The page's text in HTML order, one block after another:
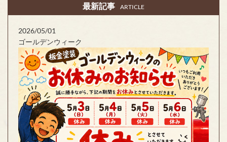
最新記事 ARTICLE
2026/05/01
ゴールデンウィーク